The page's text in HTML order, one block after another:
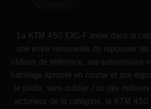
La KTM 450 EXC-F arrive dans la
une envie renouvelée de repousser
châssis de référence, ses suspensions
habillage éprouvé en course et son
le pilote, sans oublier l’un des
victorieux de la catégorie, la KTM 450